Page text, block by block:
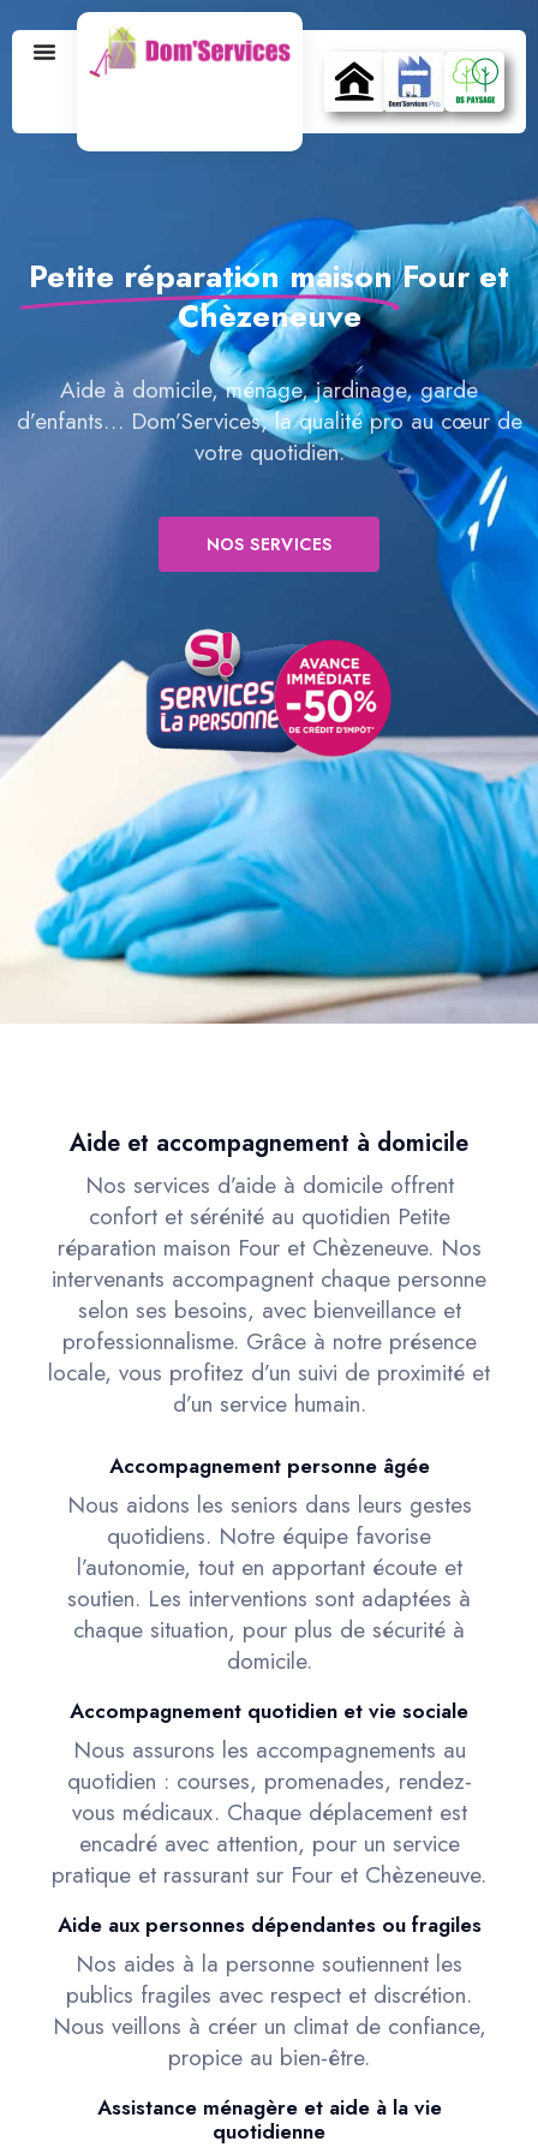
Petite réparation maison Four et
Chèzeneuve
Aide à domicile, ménage, jardinage, garde
d’enfants… Dom’Services, la qualité pro au cœur de
votre quotidien.
NOS SERVICES
Aide et accompagnement à domicile
Nos services d’aide à domicile offrent
confort et sérénité au quotidien Petite
réparation maison Four et Chèzeneuve. Nos
intervenants accompagnent chaque personne
selon ses besoins, avec bienveillance et
professionnalisme. Grâce à notre présence
locale, vous profitez d’un suivi de proximité et
d’un service humain.
Accompagnement personne âgée
Nous aidons les seniors dans leurs gestes
quotidiens. Notre équipe favorise
l’autonomie, tout en apportant écoute et
soutien. Les interventions sont adaptées à
chaque situation, pour plus de sécurité à
domicile.
Accompagnement quotidien et vie sociale
Nous assurons les accompagnements au
quotidien : courses, promenades, rendez-
vous médicaux. Chaque déplacement est
encadré avec attention, pour un service
pratique et rassurant sur Four et Chèzeneuve.
Aide aux personnes dépendantes ou fragiles
Nos aides à la personne soutiennent les
publics fragiles avec respect et discrétion.
Nous veillons à créer un climat de confiance,
propice au bien-être.
Assistance ménagère et aide à la vie
quotidienne